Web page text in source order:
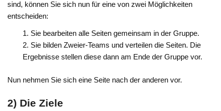
sind, können Sie sich nun für eine von zwei Möglichkeiten
entscheiden:
Sie bearbeiten alle Seiten gemeinsam in der Gruppe.
Sie bilden Zweier-Teams und verteilen die Seiten. Die
Ergebnisse stellen diese dann am Ende der Gruppe vor.
Nun nehmen Sie sich eine Seite nach der anderen vor.
2) Die Ziele